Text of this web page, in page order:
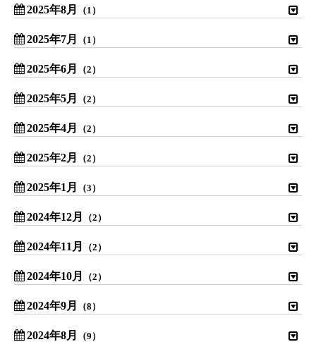
2025年8月 （1）
2025年7月 （1）
2025年6月 （2）
2025年5月 （2）
2025年4月 （2）
2025年2月 （2）
2025年1月 （3）
2024年12月 （2）
2024年11月 （2）
2024年10月 （2）
2024年9月 （8）
2024年8月 （9）